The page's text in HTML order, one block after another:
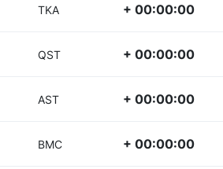
TKA + 00:00:00
QST + 00:00:00
AST + 00:00:00
BMC + 00:00:00